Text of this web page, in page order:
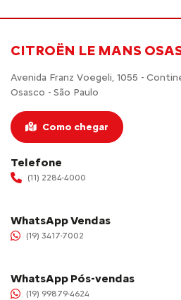
CITROËN LE MANS
Avenida Franz Voegeli, 1055 -
Osasco - São Paulo
Como chegar
Telefone
(11) 2284-4000
WhatsApp Vendas
(19) 3417-7002
WhatsApp Pós-vendas
(19) 99879-4624